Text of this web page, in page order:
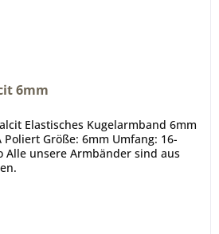
6mm
Elastisches Kugelarmband 6mm
Größe: 6mm Umfang: 16-
Alle unsere Armbänder sind aus